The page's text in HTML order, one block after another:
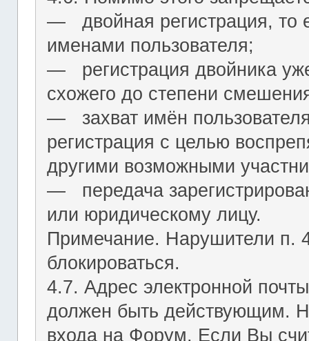
― двойная регистрация, то
именами пользователя;
― регистрация двойника
схожего до степени
― захват имён пользователя
регистрация с целью
другими возможными
― передача
или юридическому лицу.
Примечание. Нарушители п.
блокироваться.
4.7. Адрес электронной
должен быть действующим.
входа на Форум. Если Вы